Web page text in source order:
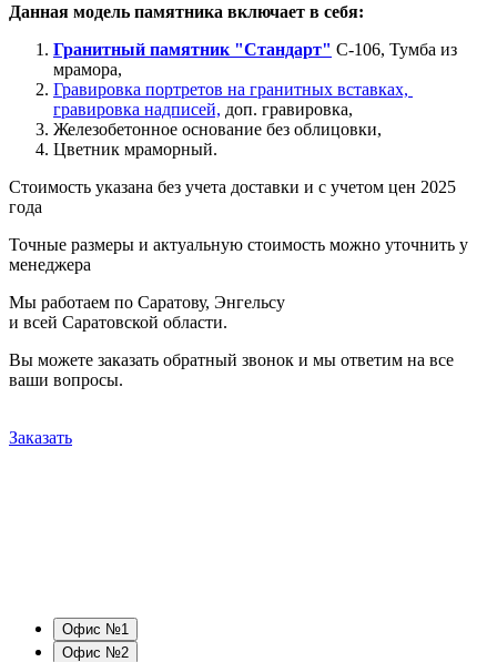
Данная модель памятника включает в себя:
Гранитный памятник "Стандарт" С-106, Тумба из
мрамора,
Гравировка портретов на гранитных вставках,
гравировка надписей, доп. гравировка,
Железобетонное основание без облицовки,
Цветник мраморный.
Стоимость указана без учета доставки и с учетом цен 2025
года
Точные размеры и актуальную стоимость можно уточнить у
менеджера
Мы работаем по Саратову, Энгельсу
и всей Саратовской области.
Вы можете заказать обратный звонок и мы ответим на все
ваши вопросы.
Заказать
Офис №1
Офис №2